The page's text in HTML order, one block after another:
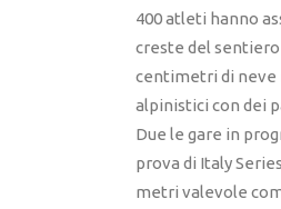
400 atleti hanno
creste del
centimetri di neve
alpinistici con dei
Due le gare in
prova di Italy
metri valevole